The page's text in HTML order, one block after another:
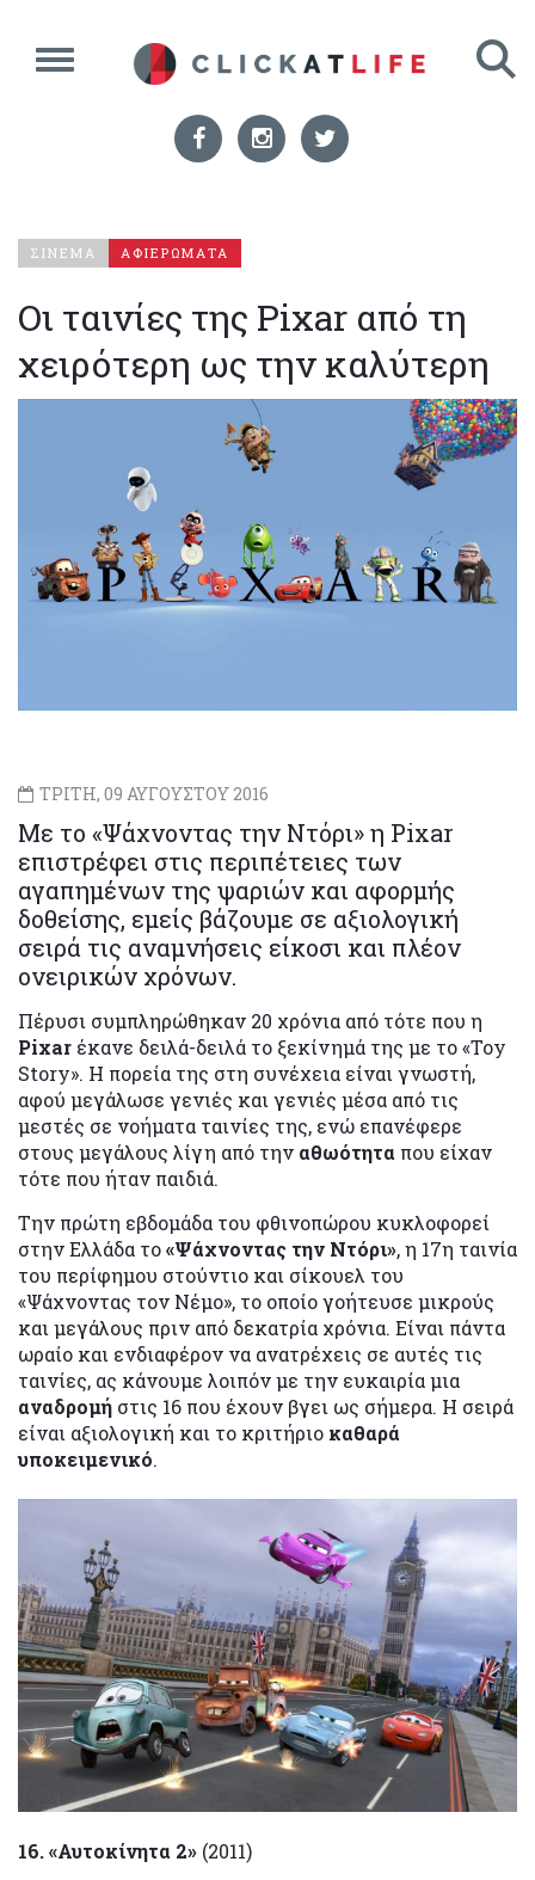
ΣΙΝΕΜΑ ΑΦΙΕΡΩΜΑΤΑ
Οι ταινίες της Pixar από τη
χειρότερη ως την καλύτερη
ΤΡΙΤΗ, 09 ΑΥΓΟΥΣΤΟΥ 2016
Με το «Ψάχνοντας την Ντόρι» η Pixar
επιστρέφει στις περιπέτειες των
αγαπημένων της ψαριών και αφορμής
δοθείσης, εμείς βάζουμε σε αξιολογική
σειρά τις αναμνήσεις είκοσι και πλέον
ονειρικών χρόνων.
Πέρυσι συμπληρώθηκαν 20 χρόνια από τότε που η
Pixar έκανε δειλά-δειλά το ξεκίνημά της με το «Toy
Story». Η πορεία της στη συνέχεια είναι γνωστή,
αφού μεγάλωσε γενιές και γενιές μέσα από τις
μεστές σε νοήματα ταινίες της, ενώ επανέφερε
στους μεγάλους λίγη από την αθωότητα που είχαν
τότε που ήταν παιδιά.
Την πρώτη εβδομάδα του φθινοπώρου κυκλοφορεί
στην Ελλάδα το«Ψάχνοντας την Ντόρι», η 17η ταινία
του περίφημου στούντιο και σίκουελ του
«Ψάχνοντας τον Νέμο», το οποίο γοήτευσε μικρούς
και μεγάλους πριν από δεκατρία χρόνια. Είναι πάντα
ωραίο και ενδιαφέρον να ανατρέχεις σε αυτές τις
ταινίες, ας κάνουμε λοιπόν με την ευκαιρία μια
αναδρομή στις 16 που έχουν βγει ως σήμερα. Η σειρά
είναι αξιολογική και το κριτήριο καθαρά
υποκειμενικό.
16. «Αυτοκίνητα 2» (2011)